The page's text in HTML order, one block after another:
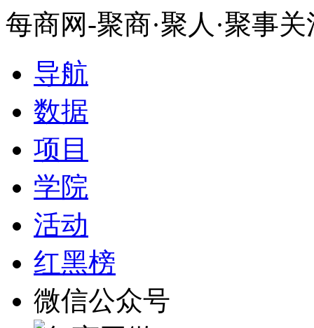
每商网-聚商·聚人·聚事
导航
数据
项目
学院
活动
红黑榜
微信公众号